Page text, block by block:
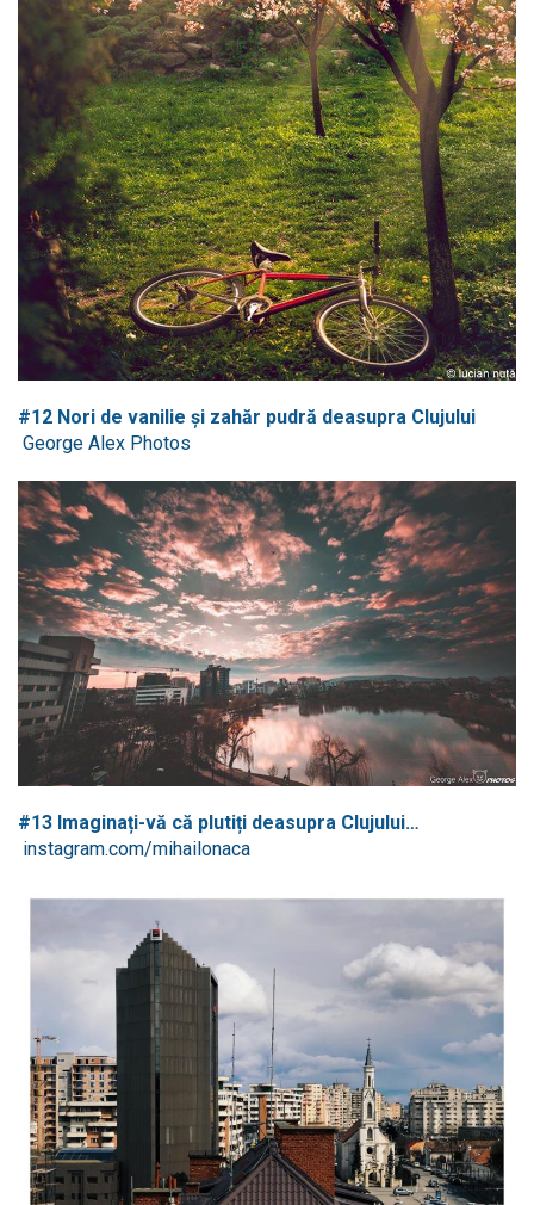
#12 Nori de vanilie și zahăr pudră deasupra Clujului
George Alex Photos
#13 Imaginați-vă că plutiți deasupra Clujului…
instagram.com/mihailonaca